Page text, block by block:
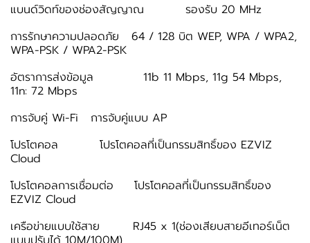
แบนด์วิดท์ของช่องสัญญาณ รองรับ 20 MHz
การรักษาความปลอดภัย 64 / 128 บิต WEP, WPA / WPA2,
WPA-PSK / WPA2-PSK
อัตราการส่งข้อมูล 11b 11 Mbps, 11g 54 Mbps,
11n: 72 Mbps
การจับคู่ Wi-Fi การจับคู่แบบ AP
โปรโตคอล โปรโตคอลที่เป็นกรรมสิทธิ์ของ EZVIZ
Cloud
โปรโตคอลการเชื่อมต่อ โปรโตคอลที่เป็นกรรมสิทธิ์ของ
EZVIZ Cloud
เครือข่ายแบบใช้สาย RJ45 x 1(ช่องเสียบสายอีเทอร์เน็ต